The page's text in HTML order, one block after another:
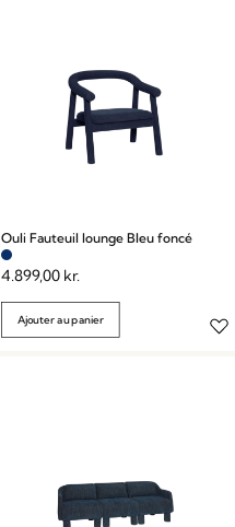
Ouli Fauteuil lounge Bleu foncé
4.899,00 kr.
Ajouter au panier